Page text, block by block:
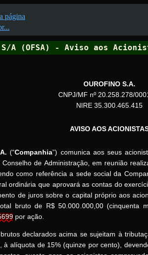
página
S/A (OFSA) - Aviso aos
OUROFINO S.A.
CNPJ/MF nº 20.258.278/
NIRE 35.300.465.415
AVISO AOS
(“Companhia”) comunica aos seus
Conselho de Administração, em reunião
como referência a sede social da
ordinária que aprovará as contas do
de juros sobre o capital próprio aos
bruto de R$ 50.000.000,00 (cinquenta
por ação.
declarados acima se sujeitam à
à alíquota de 15% (quinze por cento),